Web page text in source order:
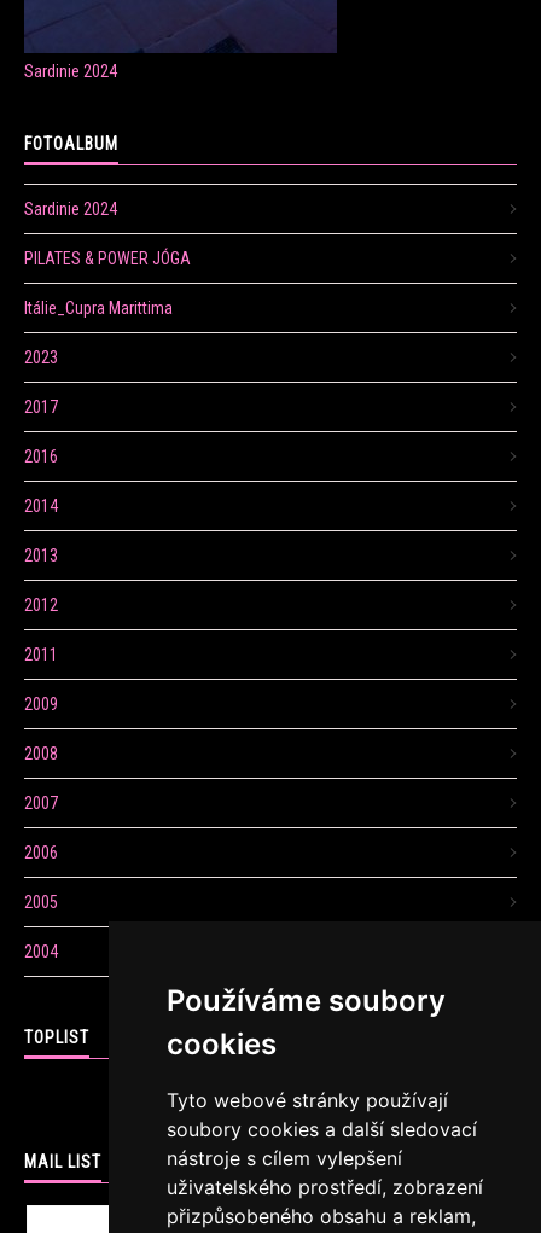
Používáme soubory
cookies
Tyto webové stránky používají
soubory cookies a další sledovací
nástroje s cílem vylepšení
uživatelského prostředí, zobrazení
přizpůsobeného obsahu a reklam,
Sardinie 2024
FOTOALBUM
Sardinie 2024
PILATES & POWER JÓGA
Itálie_Cupra Marittima
2023
2017
2016
2014
2013
2012
2011
2009
2008
2007
2006
2005
2004
TOPLIST
MAIL LIST